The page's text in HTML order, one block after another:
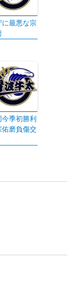
に最悪な宗
今季初勝利
佑磨負傷交